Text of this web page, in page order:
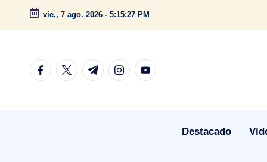
Saltar
contenido
vie., 7 ago. 2026 - 5:15:28 PM
facebook.com
twitter.com
t.me instagram.com
youtube.com
Destacado